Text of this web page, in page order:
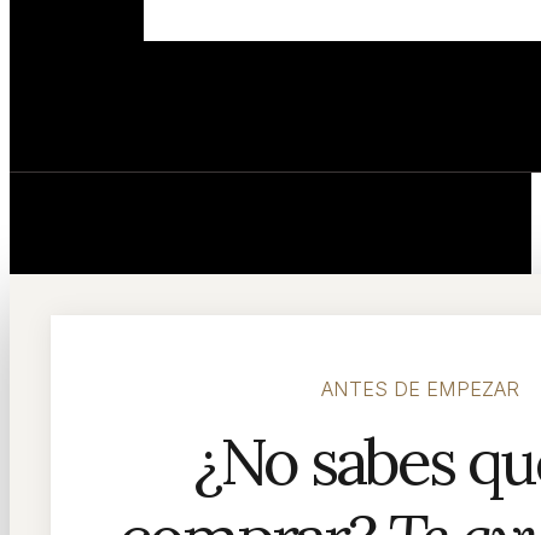
ANTES DE EMPEZAR
¿No sabes